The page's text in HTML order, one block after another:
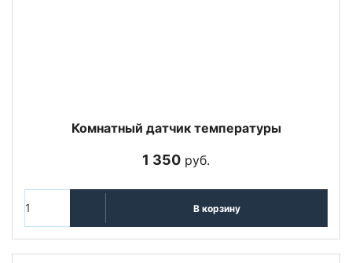
Комнатный датчик температуры
1 350 руб.
В корзину